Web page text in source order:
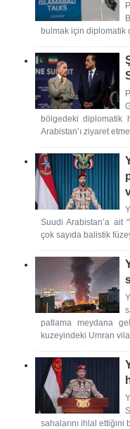
bulmak için diplomatik
bölgedeki diplomatik
Arabistan’ı ziyaret
Suudi Arabistan’a ait
çok sayıda balistik
patlama meydana
kuzeyindeki Umran
sahalarını ihlal ettiğini